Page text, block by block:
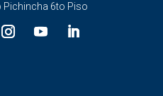
Pichincha 6to Piso